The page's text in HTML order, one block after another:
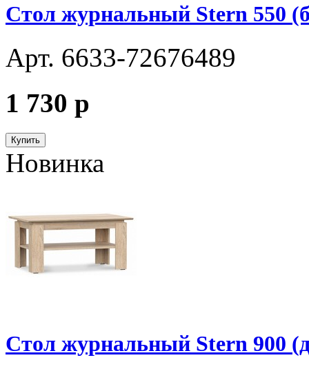
Стол журнальный Stern 550
Арт. 6633-72676489
1 730 p
Купить
Новинка
Стол журнальный Stern 900